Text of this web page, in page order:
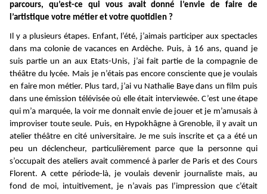
parcours, qu’est-ce qui vous avait donné l’envie de faire de
l’artistique votre métier et votre quotidien ?
Il y a plusieurs étapes. Enfant, l’été, j’aimais participer aux spectacles
dans ma colonie de vacances en Ardèche. Puis, à 16 ans, quand je
suis partie un an aux Etats-Unis, j’ai fait partie de la compagnie de
théâtre du lycée. Mais je n’étais pas encore consciente que je voulais
en faire mon métier. Plus tard, j’ai vu Nathalie Baye dans un film puis
dans une émission télévisée où elle était interviewée. C’est une étape
qui m’a marquée, la voir me donnait envie de jouer et je m’amusais à
improviser toute seule. Puis, en Hypokhâgne à Grenoble, il y avait un
atelier théâtre en cité universitaire. Je me suis inscrite et ça a été un
peu un déclencheur, particulièrement parce que la personne qui
s’occupait des ateliers avait commencé à parler de Paris et des Cours
Florent. A cette période-là, je voulais devenir journaliste mais, au
fond de moi, intuitivement, je n’avais pas l’impression que c’était